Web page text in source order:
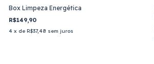
Box Limpeza Energética
R$149,90
4 x de R$37,48 sem juros